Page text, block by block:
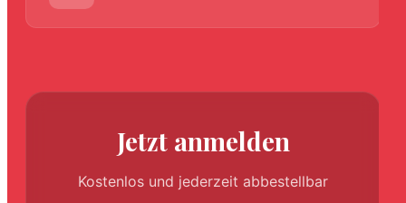
Jetzt anmelden
Kostenlos und jederzeit abbestellbar